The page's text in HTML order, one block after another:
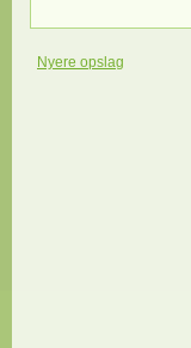
Nyere opslag